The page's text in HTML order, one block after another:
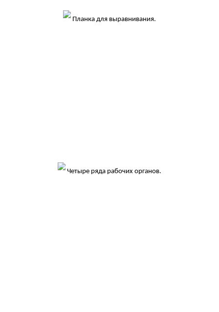
Планка для выравнивания.
Четыре ряда рабочих органов.